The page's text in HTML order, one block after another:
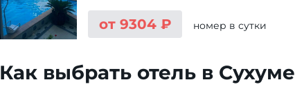
от 9304 ₽
номер в сутки
Как выбрать отель в Сухуме